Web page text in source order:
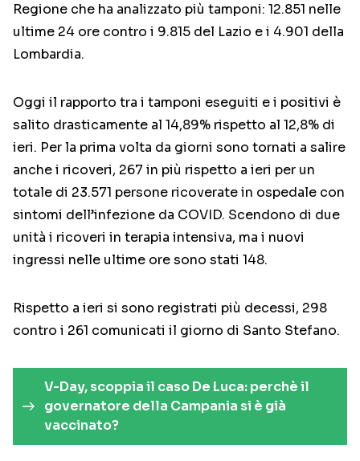
Regione che ha analizzato più tamponi: 12.851 nelle
ultime 24 ore contro i 9.815 del Lazio e i 4.901 della
Lombardia.
Oggi il rapporto tra i tamponi eseguiti e i positivi è
salito drasticamente al 14,89% rispetto al 12,8% di
ieri. Per la prima volta da giorni sono tornati a salire
anche i ricoveri, 267 in più rispetto a ieri per un
totale di 23.571 persone ricoverate in ospedale con
sintomi dell’infezione da COVID. Scendono di due
unità i ricoveri in terapia intensiva, ma i nuovi
ingressi nelle ultime ore sono stati 148.
Rispetto a ieri si sono registrati più decessi, 298
contro i 261 comunicati il giorno di Santo Stefano.
V-Day, scoppia il caso De Luca: perchè il
governatore della Campania si è già
vaccinato?